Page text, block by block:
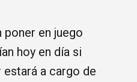
poner en juego
hoy en día si
a cargo de